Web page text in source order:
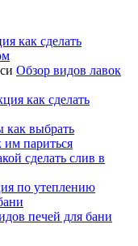
как сделать
Обзор видов лавок
как сделать
как выбрать
париться
сделать слив в
по утеплению
печей для бани